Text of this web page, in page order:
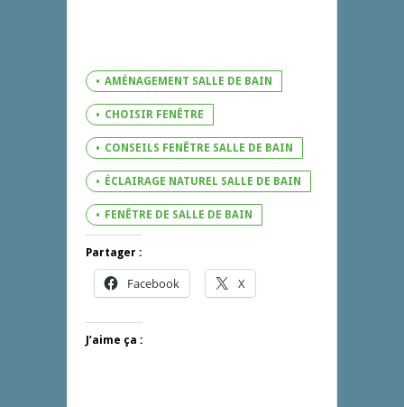
AMÉNAGEMENT SALLE DE BAIN
CHOISIR FENÊTRE
CONSEILS FENÊTRE SALLE DE BAIN
ÉCLAIRAGE NATUREL SALLE DE BAIN
FENÊTRE DE SALLE DE BAIN
Partager :
Facebook X
J’aime ça :